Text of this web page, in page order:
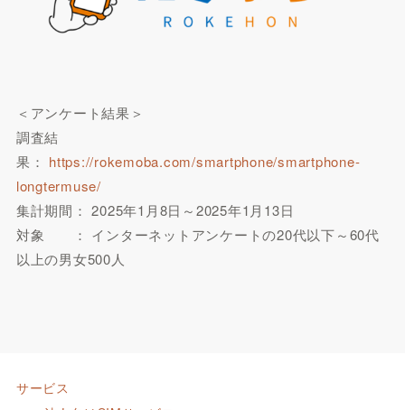
＜アンケート結果＞
調査結
果： https://rokemoba.com/smartphone/smartphone-
longtermuse/
集計期間： 2025年1月8日～2025年1月13日
対象 ： インターネットアンケートの20代以下～60代
以上の男女500人
サービス